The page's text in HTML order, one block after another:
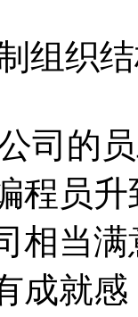
组织
司的
程员
相当
成就